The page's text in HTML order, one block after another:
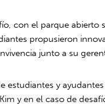
con el parque
propusieron
junto a su
estudiantes y
y en el caso de